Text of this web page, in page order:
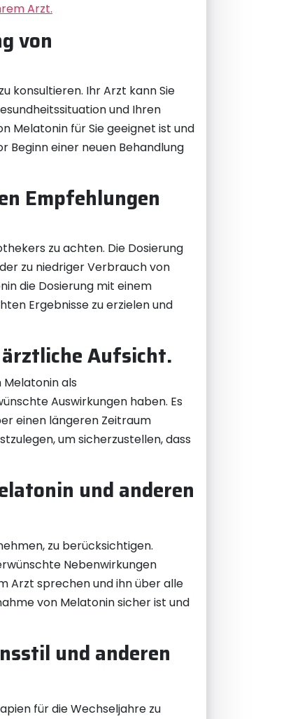
Arzt.
von
konsultieren. Ihr Arzt kann Sie
und Ihren
Melatonin für Sie geeignet ist und
Beginn einer neuen Behandlung
Empfehlungen
zu achten. Die Dosierung
zu niedriger Verbrauch von
die Dosierung mit einem
Ergebnisse zu erzielen und
Aufsicht.
Melatonin als
Auswirkungen haben. Es
einen längeren Zeitraum
um sicherzustellen, dass
und anderen
zu berücksichtigen.
Nebenwirkungen
Arzt sprechen und ihn über alle
von Melatonin sicher ist und
und anderen
für die Wechseljahre zu